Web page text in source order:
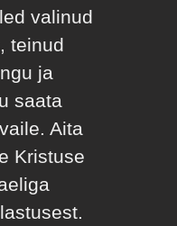
valinud
teinud
ja
saata
Aita
Kristuse